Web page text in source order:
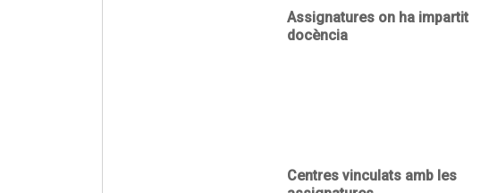
Assignatures on ha impartit
docència
Centres vinculats amb les